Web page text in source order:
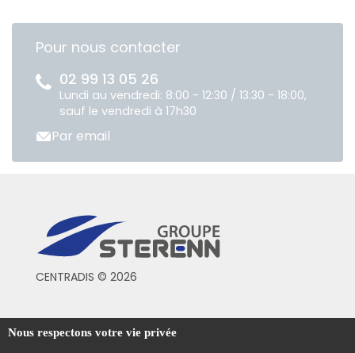
Pour nous contacter
02 99 13 05 26
Lundi au vendredi: 8:00 - 12:30 / 13:30 - 18:00,
sauf le vendredi à 17h30
Par email
CENTRADIS © 2026
Conditions générales de vente
Nous respectons votre vie privée